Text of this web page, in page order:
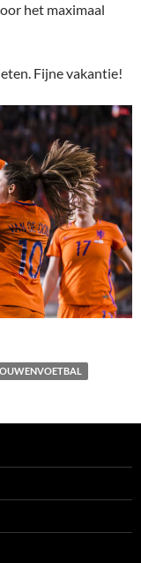
het maximaal
Fijne vakantie!